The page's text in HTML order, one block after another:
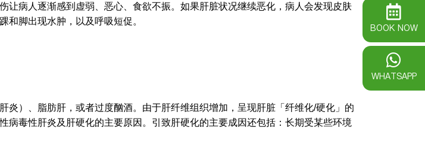
让病人逐渐感到虚弱、恶心、食欲不振。如果肝脏状况继续恶化，病人会发现皮肤
和脚出现水肿，以及呼吸短促。
）、脂肪肝，或者过度酗酒。由于肝纤维组织增加，呈现肝脏「纤维化/硬化」的
毒性肝炎及肝硬化的主要原因。引致肝硬化的主要成因还包括：长期受某些环境
BOOK NOW
WHATSAPP